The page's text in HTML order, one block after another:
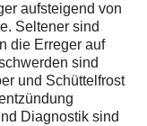
aufsteigend von
Seltener sind
die Erreger auf
sind
und Schüttelfrost
Diagnostik sind